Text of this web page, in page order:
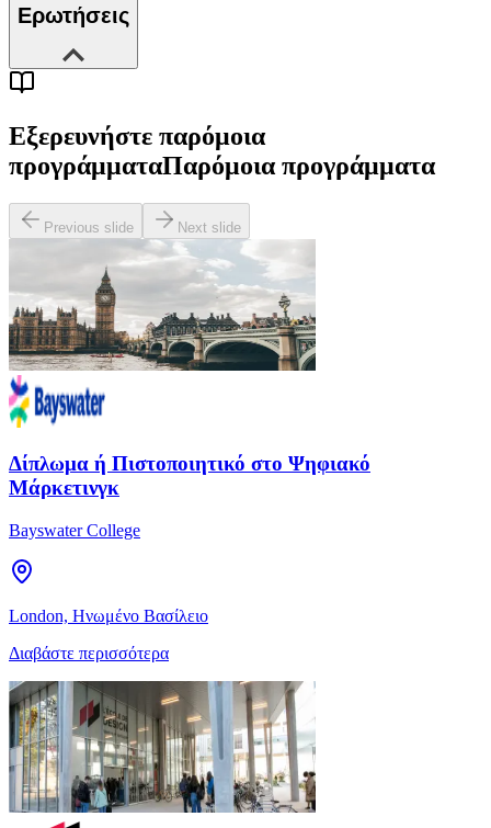
Ερωτήσεις
Εξερευνήστε παρόμοια
προγράμματαΠαρόμοια προγράμματα
Previous slide Next slide
Δίπλωμα ή Πιστοποιητικό στο Ψηφιακό
Μάρκετινγκ
Bayswater College
London, Ηνωμένο Βασίλειο
Διαβάστε περισσότερα